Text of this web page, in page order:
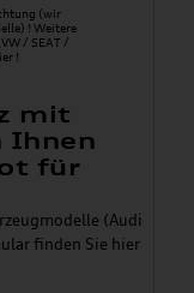
mit
Ihnen
für
(Audi
finden Sie hier